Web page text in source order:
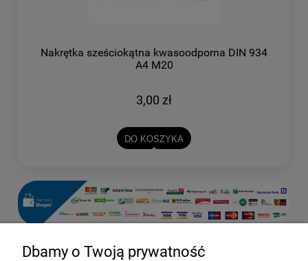
Nakrętka sześciokątna kwasoodporna DIN 934
A4 M20
3,00 zł
DO KOSZYKA
Dbamy o Twoją prywatność